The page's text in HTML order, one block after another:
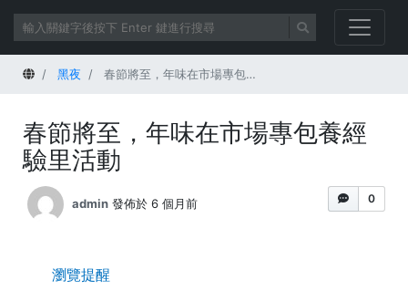
首頁 黑夜 春節將至，年味在市場專包養經驗里活動
春節將至，年味在市場專包養經
驗里活動
0
admin 發佈於 6 個月前
瀏覽提醒